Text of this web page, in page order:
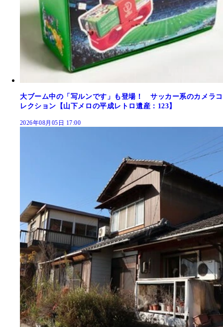
大ブーム中の「写ルンです」も登場！ サッカー系のカメラコ
レクション【山下メロの平成レトロ遺産：123】
2026年08月05日 17:00